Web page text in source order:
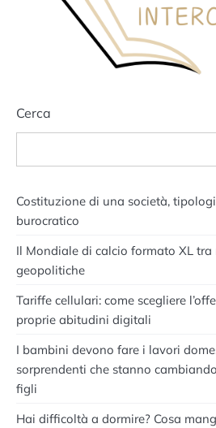
Cerca
Costituzione di una società,
burocratico
Il Mondiale di calcio formato XL
geopolitiche
Tariffe cellulari: come scegliere
proprie abitudini digitali
I bambini devono fare i lavori
sorprendenti che stanno
figli
Hai difficoltà a dormire? Cosa